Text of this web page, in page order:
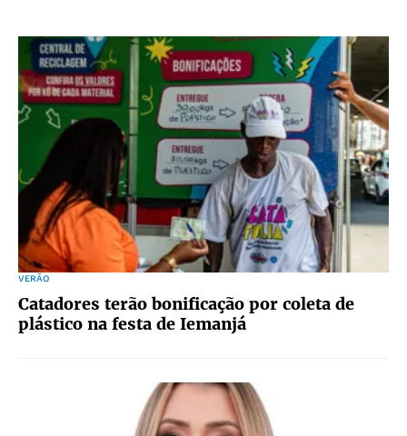
VERÃO
Catadores terão bonificação por coleta de
plástico na festa de Iemanjá